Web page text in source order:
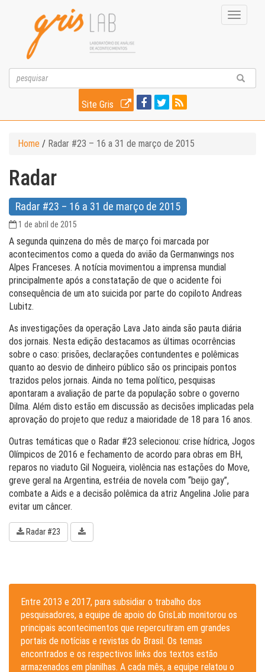
Toggle
Site Gris
Home / Radar #23 – 16 a 31 de março de 2015
Radar
Radar #23 – 16 a 31 de março de 2015
1 de abril de 2015
A segunda quinzena do mês de março foi marcada por
acontecimentos como a queda do avião da Germanwings nos
Alpes Franceses. A notícia movimentou a imprensa mundial
principalmente após a constatação de que o acidente foi
consequência de um ato suicida por parte do copiloto Andreas
Lubitz.
As investigações da operação Lava Jato ainda são pauta diária
dos jornais. Nesta edição destacamos as últimas ocorrências
sobre o caso: prisões, declarações contundentes e polêmicas
quanto ao desvio de dinheiro público são os principais pontos
trazidos pelos jornais. Ainda no tema político, pesquisas
apontaram a avaliação de parte da população sobre o governo
Dilma. Além disto estão em discussão as decisões implicadas pela
aprovação do projeto que reduz a maioridade de 18 para 16 anos.
Outras temáticas que o Radar #23 selecionou: crise hídrica, Jogos
Olímpicos de 2016 e fechamento de acordo para obras em BH,
reparos no viaduto Gil Nogueira, violência nas estações do Move,
greve geral na Argentina, estréia de novela com “beijo gay”,
combate a Aids e a decisão polêmica da atriz Angelina Jolie para
evitar um câncer.
Radar #23
Entre 2013 e 2017, para subsidiar o trabalho dos
pesquisadores, a equipe de apoio do GrisLab monitorou os
principais acontecimentos que repercutiram em grandes
portais de notícias e revistas do Brasil. Os temas
encontrados e os respectivos links dos textos estão
armazenados em planilhas. A cada mês, a equipe relatou o